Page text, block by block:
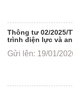
Thông tư 02/2025/
trình điện lực và
Gửi lên: 19/01/